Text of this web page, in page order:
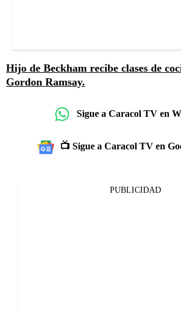
Hijo de Beckham recibe clases de
Gordon Ramsay.
Sigue a Caracol TV en
📺 Sigue a Caracol TV en
PUBLICIDAD